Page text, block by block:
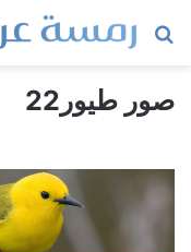
بحث
صور طيور22